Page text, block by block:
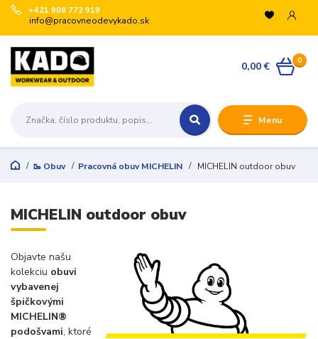
Menu
+421 908 772 919
info@pracovneodevykado.sk
0
0,00 €
🥾 Obuv Pracovná obuv MICHELIN MICHELIN outdoor obuv
MICHELIN outdoor obuv
Objavte našu
kolekciu obuvi
vybavenej
špičkovými
MICHELIN®
podošvami, ktoré